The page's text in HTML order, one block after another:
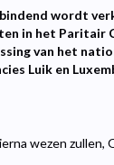
wordt
in het Paritair
van het
Luik en
wezen zullen,